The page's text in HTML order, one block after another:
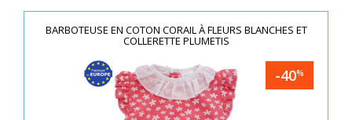
BARBOTEUSE EN COTON CORAIL À FLEURS BLANCHES ET
COLLERETTE PLUMETIS
-40%